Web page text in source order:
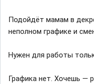
Подойдёт мамам в
неполном графике и
Нужен для работы
Графика нет. Хочешь —